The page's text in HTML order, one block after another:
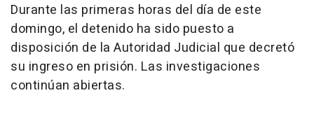
Durante las primeras horas del día de este
domingo, el detenido ha sido puesto a
disposición de la Autoridad Judicial que decretó
su ingreso en prisión. Las investigaciones
continúan abiertas.